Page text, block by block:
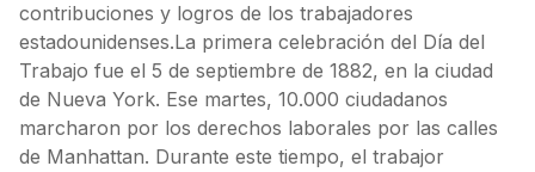
contribuciones y logros de los trabajadores
estadounidenses.La primera celebración del Día del
Trabajo fue el 5 de septiembre de 1882, en la ciudad
de Nueva York. Ese martes, 10.000 ciudadanos
marcharon por los derechos laborales por las calles
de Manhattan. Durante este tiempo, el trabajor